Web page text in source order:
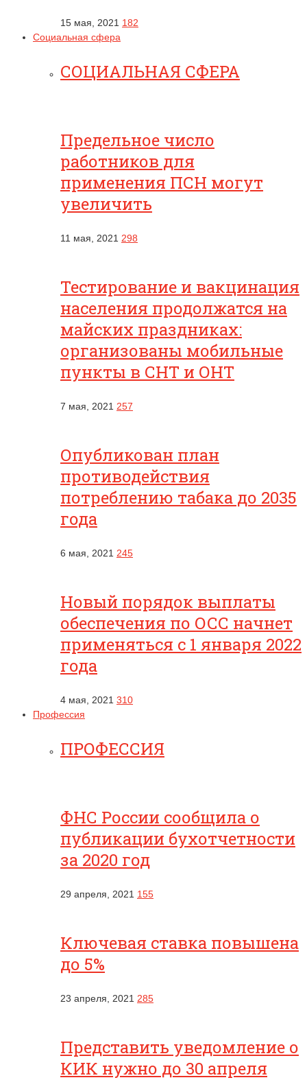
15 мая, 2021 182
Социальная сфера
СОЦИАЛЬНАЯ СФЕРА
Предельное число
работников для
применения ПСН могут
увеличить
11 мая, 2021 298
Тестирование и вакцинация
населения продолжатся на
майских праздниках:
организованы мобильные
пункты в СНТ и ОНТ
7 мая, 2021 257
Опубликован план
противодействия
потреблению табака до 2035
года
6 мая, 2021 245
Новый порядок выплаты
обеспечения по ОСС начнет
применяться с 1 января 2022
года
4 мая, 2021 310
Профессия
ПРОФЕССИЯ
ФНС России сообщила о
публикации бухотчетности
за 2020 год
29 апреля, 2021 155
Ключевая ставка повышена
до 5%
23 апреля, 2021 285
Представить уведомление о
КИК нужно до 30 апреля